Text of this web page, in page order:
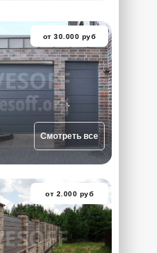
от 2.000 руб
от 30.000 руб
Смотреть все